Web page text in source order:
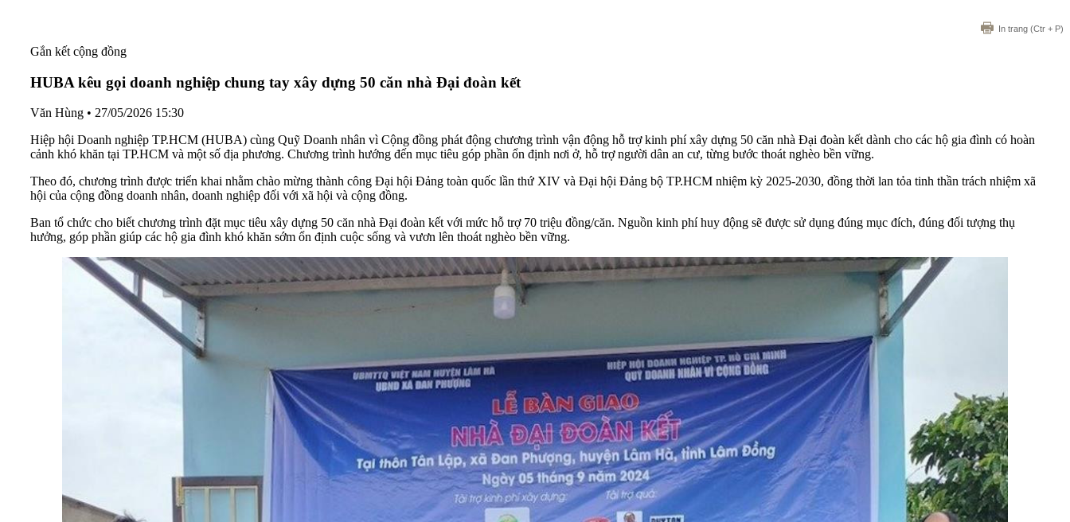
In trang (Ctr + P)
Gắn kết cộng đồng
HUBA kêu gọi doanh nghiệp chung tay xây dựng 50 căn nhà Đại đoàn kết
Văn Hùng • 27/05/2026 15:30
Hiệp hội Doanh nghiệp TP.HCM (HUBA) cùng Quỹ Doanh nhân vì Cộng đồng phát động chương trình vận động hỗ trợ kinh phí xây dựng 50 căn nhà Đại đoàn kết dành cho các hộ gia đình có hoàn
cảnh khó khăn tại TP.HCM và một số địa phương. Chương trình hướng đến mục tiêu góp phần ổn định nơi ở, hỗ trợ người dân an cư, từng bước thoát nghèo bền vững.
Theo đó, chương trình được triển khai nhằm chào mừng thành công Đại hội Đảng toàn quốc lần thứ XIV và Đại hội Đảng bộ TP.HCM nhiệm kỳ 2025-2030, đồng thời lan tỏa tinh thần trách nhiệm xã
hội của cộng đồng doanh nhân, doanh nghiệp đối với xã hội và cộng đồng.
Ban tổ chức cho biết chương trình đặt mục tiêu xây dựng 50 căn nhà Đại đoàn kết với mức hỗ trợ 70 triệu đồng/căn. Nguồn kinh phí huy động sẽ được sử dụng đúng mục đích, đúng đối tượng thụ
hưởng, góp phần giúp các hộ gia đình khó khăn sớm ổn định cuộc sống và vươn lên thoát nghèo bền vững.